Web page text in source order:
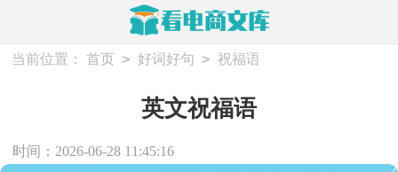
当前位置： 首页 > 好词好句 > 祝福语
英文祝福语
时间：2026-06-28 11:45:16